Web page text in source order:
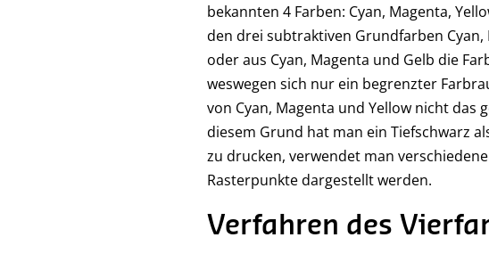
bekannten 4 Farben: Cyan, Magenta,
den drei subtraktiven Grundfarben Cyan,
oder aus Cyan, Magenta und Gelb die
weswegen sich nur ein begrenzter
von Cyan, Magenta und Yellow nicht das
diesem Grund hat man ein Tiefschwarz
zu drucken, verwendet man
Rasterpunkte dargestellt werden.
Verfahren des